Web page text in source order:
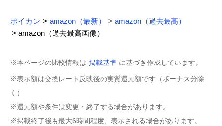
ポイカン > amazon（最新） > amazon（過去最高）
> amazon（過去最高画像）
※本ページの比較情報は 掲載基準 に基づき作成しています。
※表示額は交換レート反映後の実質還元額です（ボーナス分除
く）
※還元額や条件は変更・終了する場合があります。
※掲載終了後も最大6時間程度、表示される場合があります。